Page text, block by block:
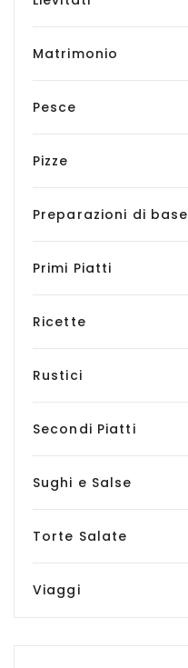
Matrimonio
Pesce
Pizze
Preparazioni di base
Primi Piatti
Ricette
Rustici
Secondi Piatti
Sughi e Salse
Torte Salate
Viaggi